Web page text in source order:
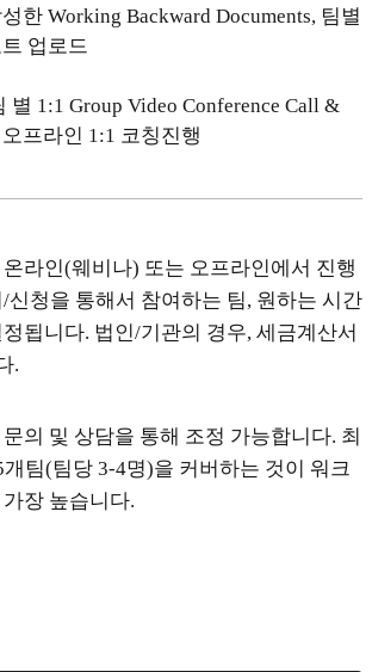
한 Working Backward Documents, 팀별
업로드
별 1:1 Group Video Conference Call &
프라인 1:1 코칭진행
라인(웨비나) 또는 오프라인에서 진행
신청을 통해서 참여하는 팀, 원하는 시간
됩니다. 법인/기관의 경우, 세금계산서
.
의 및 상담을 통해 조정 가능합니다. 최
팀(팀당 3-4명)을 커버하는 것이 워크
장 높습니다.